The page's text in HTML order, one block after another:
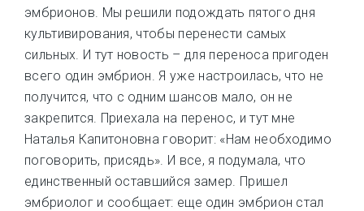
эмбрионов. Мы решили подождать пятого дня
культивирования, чтобы перенести самых
сильных. И тут новость – для переноса пригоден
всего один эмбрион. Я уже настроилась, что не
получится, что с одним шансов мало, он не
закрепится. Приехала на перенос, и тут мне
Наталья Капитоновна говорит: «Нам необходимо
поговорить, присядь». И все, я подумала, что
единственный оставшийся замер. Пришел
эмбриолог и сообщает: еще один эмбрион стал